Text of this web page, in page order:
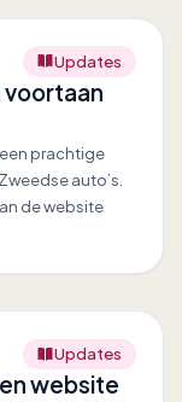
Updates
voortaan
prachtige
auto’s.
de website
Updates
website